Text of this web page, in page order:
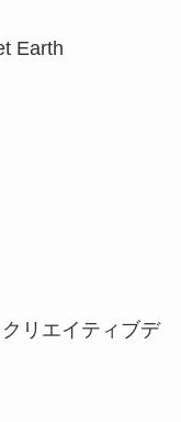
Earth
リエイティブデ